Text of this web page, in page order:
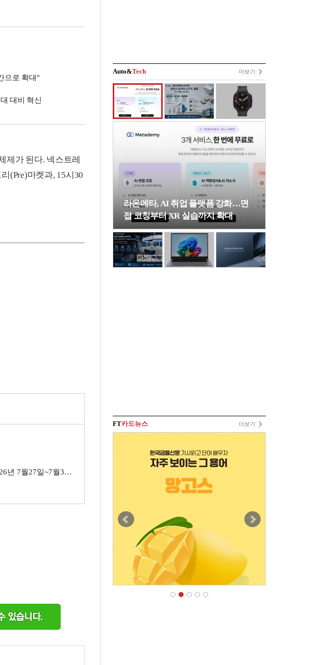
으로 확대"
대비 혁신
제가 된다. 넥스트레
(Pre)마켓과, 15시30
7월27일~7월31일]
Auto&Tech 더보기
라온메타, AI 취업 플랫폼 강화…면
접 코칭부터 XR 실습까지 확대
FT카드뉴스 더보기